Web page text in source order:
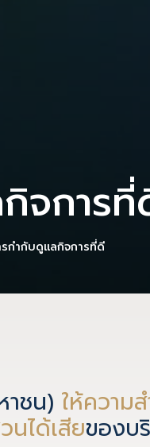
จการ
กำกับดูแลกิจการที่ดี
ชน) ให้ควา
ได้เสียของบ